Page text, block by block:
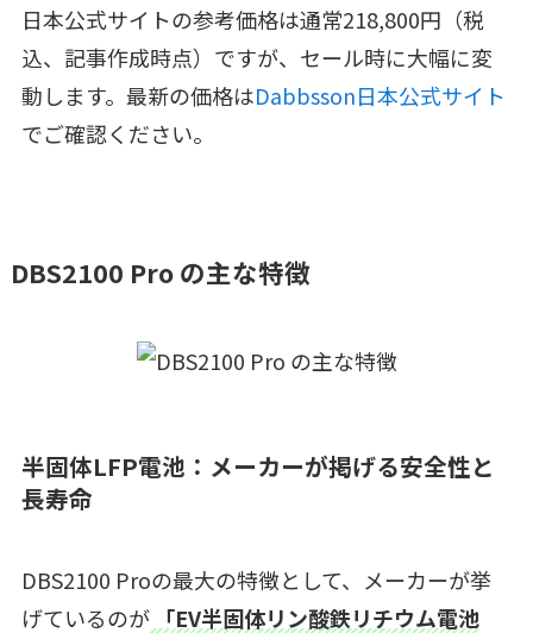
日本公式サイトの参考価格は通常218,800円（税
込、記事作成時点）ですが、セール時に大幅に変
動します。最新の価格はDabbsson日本公式サイト
でご確認ください。
DBS2100 Pro の主な特徴
半固体LFP電池：メーカーが掲げる安全性と
長寿命
DBS2100 Proの最大の特徴として、メーカーが挙
げているのが 「EV半固体リン酸鉄リチウム電池